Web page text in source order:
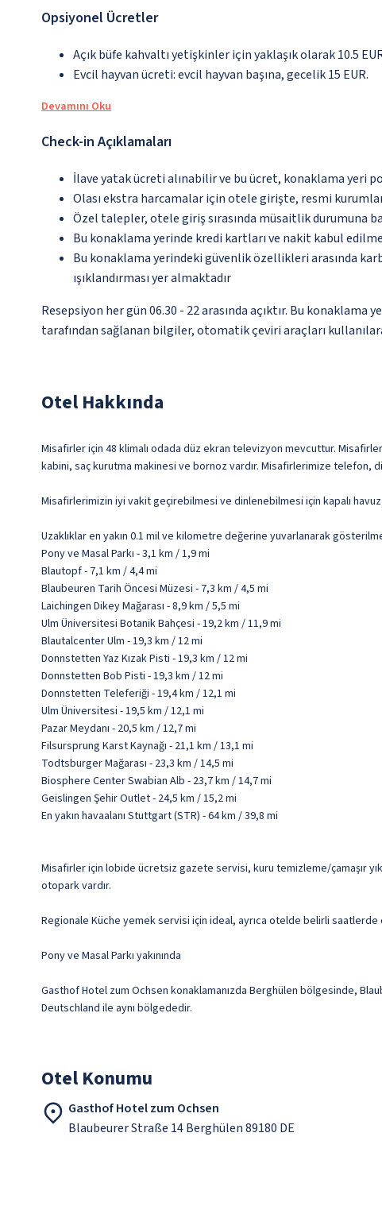
Opsiyonel Ücretler
Açık büfe kahvaltı yetişkinler için yaklaşık olarak 10.5
Evcil hayvan ücreti: evcil hayvan başına, gecelik 15 EUR.
Devamını Oku
Check-in Açıklamaları
İlave yatak ücreti alınabilir ve bu ücret, konaklama yeri
Olası ekstra harcamalar için otele girişte, resmi
Özel talepler, otele giriş sırasında müsaitlik durumuna
Bu konaklama yerinde kredi kartları ve nakit kabul
Bu konaklama yerindeki güvenlik özellikleri arasında
ışıklandırması yer almaktadır
Resepsiyon her gün 06.30 - 22 arasında açıktır. Bu
tarafından sağlanan bilgiler, otomatik çeviri araçları
Otel Hakkında
Misafirler için 48 klimalı odada düz ekran televizyon mevcuttur.
kabini, saç kurutma makinesi ve bornoz vardır. Misafirlerimize telefon,
Misafirlerimizin iyi vakit geçirebilmesi ve dinlenebilmesi için kapalı
Uzaklıklar en yakın 0.1 mil ve kilometre değerine yuvarlanarak
Pony ve Masal Parkı - 3,1 km / 1,9 mi
Blautopf - 7,1 km / 4,4 mi
Blaubeuren Tarih Öncesi Müzesi - 7,3 km / 4,5 mi
Laichingen Dikey Mağarası - 8,9 km / 5,5 mi
Ulm Üniversitesi Botanik Bahçesi - 19,2 km / 11,9 mi
Blautalcenter Ulm - 19,3 km / 12 mi
Donnstetten Yaz Kızak Pisti - 19,3 km / 12 mi
Donnstetten Bob Pisti - 19,3 km / 12 mi
Donnstetten Teleferiği - 19,4 km / 12,1 mi
Ulm Üniversitesi - 19,5 km / 12,1 mi
Pazar Meydanı - 20,5 km / 12,7 mi
Filsursprung Karst Kaynağı - 21,1 km / 13,1 mi
Todtsburger Mağarası - 23,3 km / 14,5 mi
Biosphere Center Swabian Alb - 23,7 km / 14,7 mi
Geislingen Şehir Outlet - 24,5 km / 15,2 mi
En yakın havaalanı Stuttgart (STR) - 64 km / 39,8 mi
Misafirler için lobide ücretsiz gazete servisi, kuru temizleme/çamaşır
otopark vardır.
Regionale Küche yemek servisi için ideal, ayrıca otelde belirli saatlerde
Pony ve Masal Parkı yakınında
Gasthof Hotel zum Ochsen konaklamanızda Berghülen bölgesinde,
Deutschland ile aynı bölgededir.
Otel Konumu
Gasthof Hotel zum Ochsen
Blaubeurer Straße 14 Berghülen 89180 DE